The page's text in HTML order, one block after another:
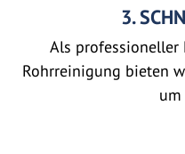
3.
Als professioneller
Rohrreinigung bieten
um